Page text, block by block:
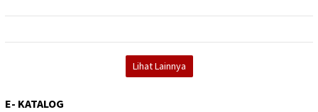
Lihat Lainnya
E- KATALOG